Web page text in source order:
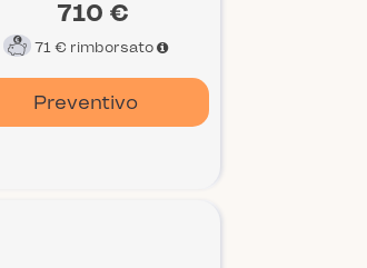
710 €
71 € rimborsato
Preventivo